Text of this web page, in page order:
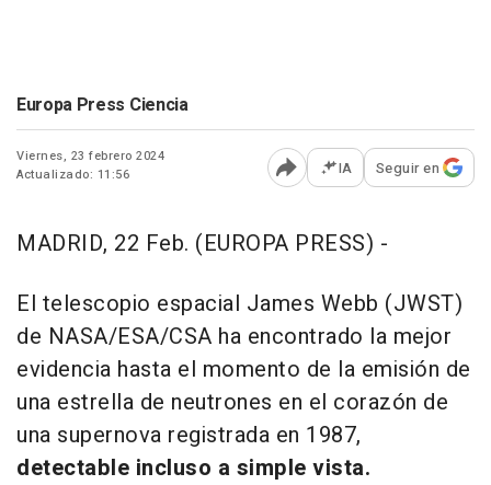
Europa Press Ciencia
Viernes, 23 febrero 2024
Actualizado: 11:56
Abrir opciones para
IA Seguir en
MADRID, 22 Feb. (EUROPA PRESS) -
El telescopio espacial James Webb (JWST)
de NASA/ESA/CSA ha encontrado la mejor
evidencia hasta el momento de la emisión de
una estrella de neutrones en el corazón de
una supernova registrada en 1987,
detectable incluso a simple vista.